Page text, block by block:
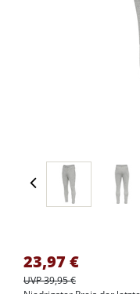
23,97 €
UVP 39,95 €